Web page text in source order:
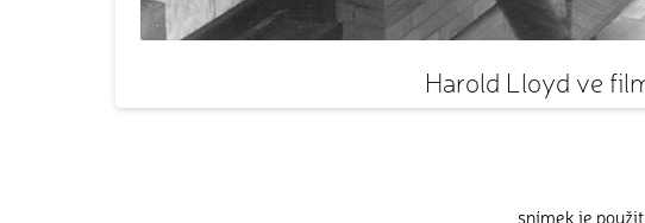
Harold Lloyd ve
snímek je